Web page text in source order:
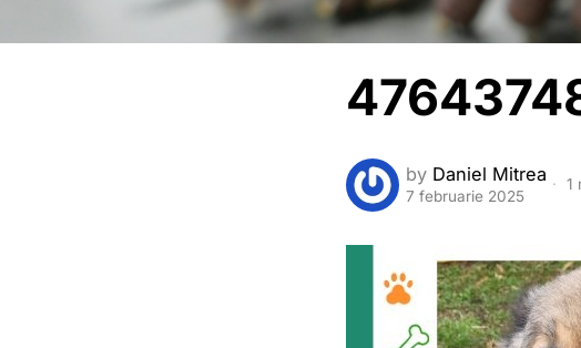
by Daniel Mitrea
7 februarie 2025
1